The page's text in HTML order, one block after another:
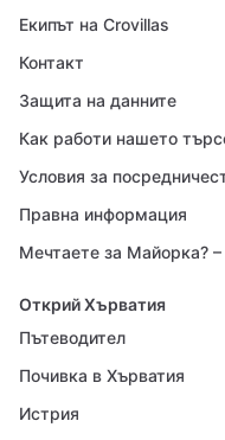
Екипът на Crovillas
Контакт
Защита на данните
Как работи нашето
Условия за
Правна информация
Мечтаете за Майорка?
Открий Хърватия
Пътеводител
Почивка в Хърватия
Истрия